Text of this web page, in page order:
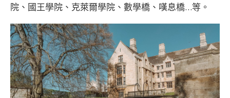
院、國王學院、克萊爾學院、數學橋、嘆息橋…等。